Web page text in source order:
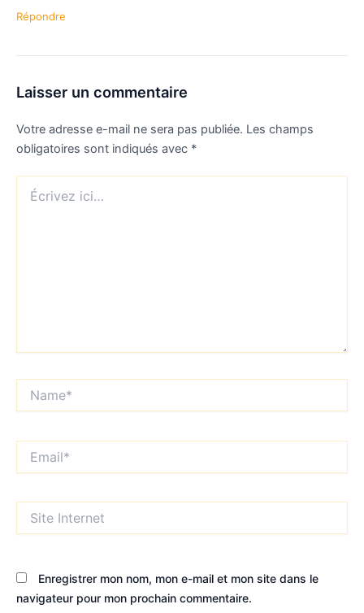
Répondre
Laisser un commentaire
Votre adresse e-mail ne sera pas publiée. Les champs
obligatoires sont indiqués avec *
ici…
Internet
Enregistrer mon nom, mon e-mail et mon site dans le
navigateur pour mon prochain commentaire.